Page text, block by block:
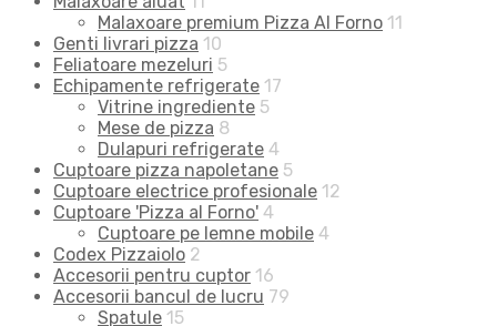
Malaxoare premium Pizza Al Forno 11
Genti livrari pizza 10
Feliatoare mezeluri 5
Echipamente refrigerate 17
Vitrine ingrediente 5
Mese de pizza 8
Dulapuri refrigerate 4
Cuptoare pizza napoletane 5
Cuptoare electrice profesionale 12
Cuptoare 'Pizza al Forno' 4
Cuptoare pe lemne mobile 4
Codex Pizzaiolo 2
Accesorii pentru cuptor 16
Accesorii bancul de lucru 79
Spatule 15